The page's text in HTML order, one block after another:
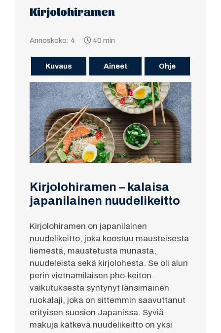
Kirjolohiramen
Annoskoko: 4 40 min
Kuvaus Aineet Ohje
Kirjolohiramen – kalaisa
japanilainen nuudelikeitto
Kirjolohiramen on japanilainen
nuudelikeitto, joka koostuu mausteisesta
liemestä, maustetusta munasta,
nuudeleista sekä kirjolohesta. Se oli alun
perin vietnamilaisen pho-keiton
vaikutuksesta syntynyt länsimainen
ruokalaji, joka on sittemmin saavuttanut
erityisen suosion Japanissa. Syviä
makuja kätkevä nuudelikeitto on yksi